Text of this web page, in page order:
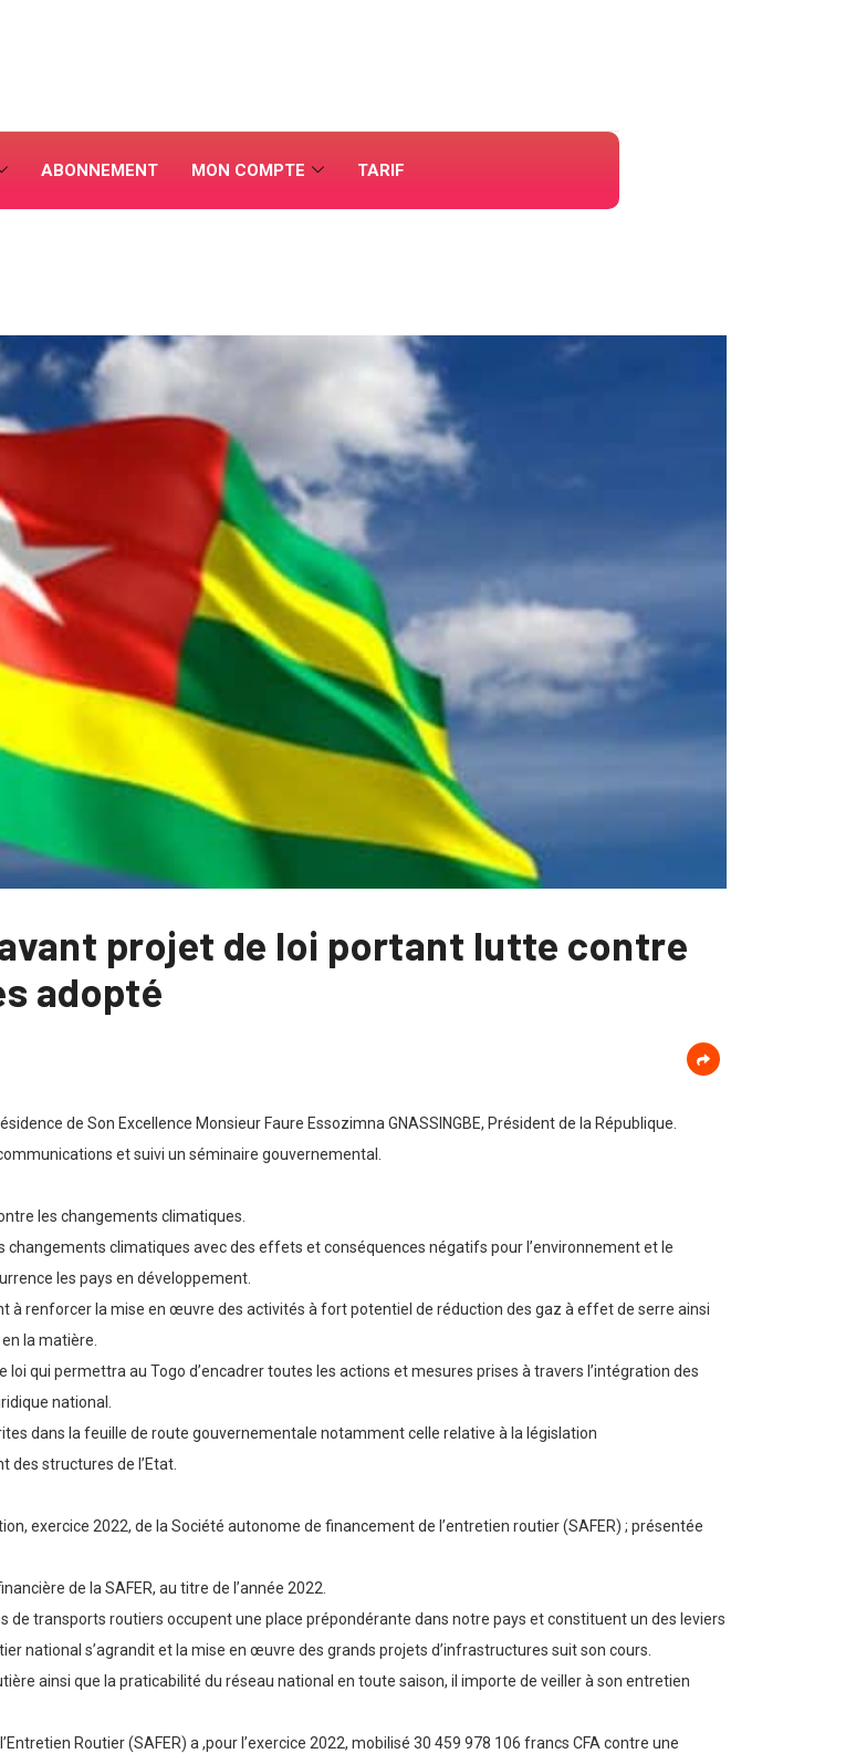
ABONNEMENT MON COMPTE TARIF
projet de loi portant lutte contre
adopté
de Son Excellence Monsieur Faure Essozimna GNASSINGBE, Président de la République.
et suivi un séminaire gouvernemental.
les changements climatiques.
changements climatiques avec des effets et conséquences négatifs pour l’environnement et le
les pays en développement.
à renforcer la mise en œuvre des activités à fort potentiel de réduction des gaz à effet de serre ainsi
la matière.
qui permettra au Togo d’encadrer toutes les actions et mesures prises à travers l’intégration des
national.
dans la feuille de route gouvernementale notamment celle relative à la législation
structures de l’Etat.
exercice 2022, de la Société autonome de financement de l’entretien routier (SAFER) ; présentée
de la SAFER, au titre de l’année 2022.
transports routiers occupent une place prépondérante dans notre pays et constituent un des leviers
national s’agrandit et la mise en œuvre des grands projets d’infrastructures suit son cours.
ainsi que la praticabilité du réseau national en toute saison, il importe de veiller à son entretien
Routier (SAFER) a ,pour l’exercice 2022, mobilisé 30 459 978 106 francs CFA contre une